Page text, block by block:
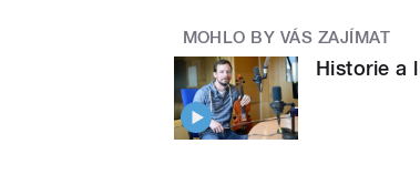
MOHLO BY VÁS ZAJÍMAT
Historie a